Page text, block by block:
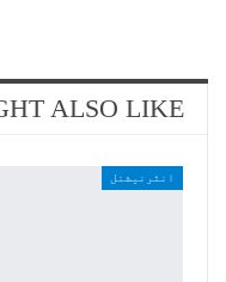
ALSO LIKE
انٹرنیشنل